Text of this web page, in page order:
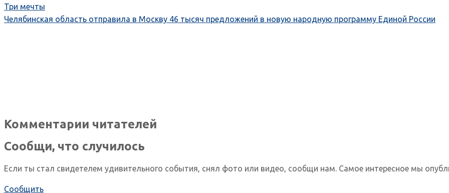
Три мечты
Челябинская область отправила в Москву 46 тысяч предложений в новую народную программу Единой России
Комментарии читателей
Сообщи, что случилось
Если ты стал свидетелем удивительного события, снял фото или видео, сообщи нам. Самое интересное мы
Сообщить